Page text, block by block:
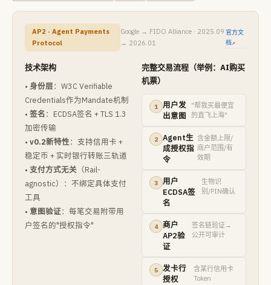
AP2 · Agent Payments
Protocol
Google → FIDO Alliance · 2025.09
→ 2026.01
官方文
档↗
技术架构
• 身份层：W3C Verifiable
Credentials作为Mandate机制
• 签名 ：ECDSA签名 + TLS 1.3
加密传输
• v0.2新特性：支持信用卡 +
稳定币 + 实时银行转账三轨道
• 支付方式无关 （Rail-
agnostic）：不绑定具体支付
工具
• 意图验证：每笔交易附带用
户签名的"授权指令"
完整交易流程（举例：AI购买
机票）
1
用户发
出意图
"帮我买最便宜
的直飞上海"
2
Agent生
成授权指
令
含金额上限/
商户范围/有
效期
3
用户
ECDSA签
名
生物识
别/PIN确认
4
商户
AP2验
证
签名链验证→
公开可审计
5
发卡行
授权
含某行信用卡
Token